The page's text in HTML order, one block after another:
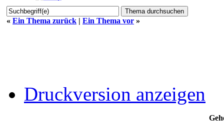
« Ein Thema zurück | Ein Thema vor »
Druckversion anzeigen